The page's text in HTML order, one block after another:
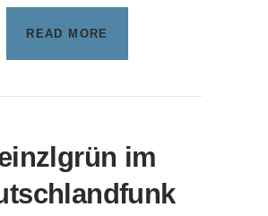
READ MORE
im